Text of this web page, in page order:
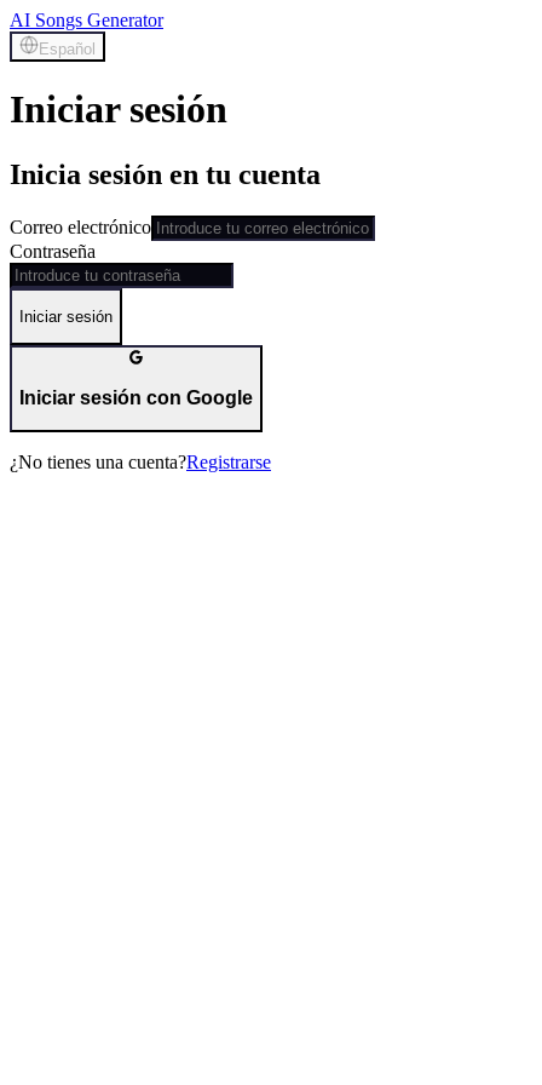
AI Songs Generator
Español
Iniciar sesión
Inicia sesión en tu cuenta
Correo electrónico
Contraseña
Iniciar sesión
Iniciar sesión con Google
¿No tienes una cuenta?Registrarse